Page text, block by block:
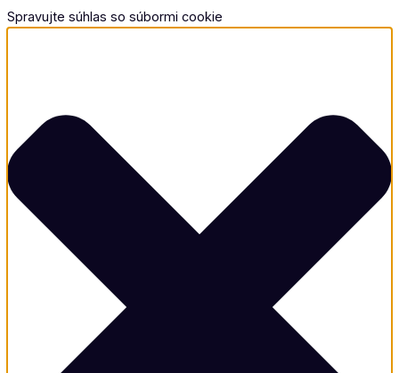
Spravujte súhlas so súbormi cookie